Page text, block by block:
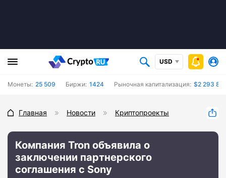
USD
Монеты: 25 509 Биржи: 1424 Рыночная капитализация: $2 293
Главная Новости Криптопроекты
Компания Tron объявила о
заключении партнерского
соглашения с Sony